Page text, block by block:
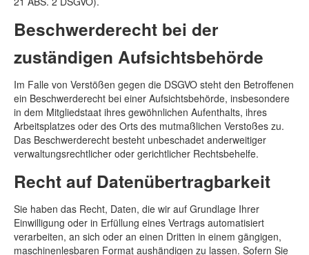
Beschwerde­recht bei der
zuständigen Aufsichts­behörde
Im Falle von Verstößen gegen die DSGVO steht den Betroffenen
ein Beschwerderecht bei einer Aufsichtsbehörde, insbesondere
in dem Mitgliedstaat ihres gewöhnlichen Aufenthalts, ihres
Arbeitsplatzes oder des Orts des mutmaßlichen Verstoßes zu.
Das Beschwerderecht besteht unbeschadet anderweitiger
verwaltungsrechtlicher oder gerichtlicher Rechtsbehelfe.
Recht auf Daten­übertrag­barkeit
Sie haben das Recht, Daten, die wir auf Grundlage Ihrer
Einwilligung oder in Erfüllung eines Vertrags automatisiert
verarbeiten, an sich oder an einen Dritten in einem gängigen,
maschinenlesbaren Format aushändigen zu lassen. Sofern Sie